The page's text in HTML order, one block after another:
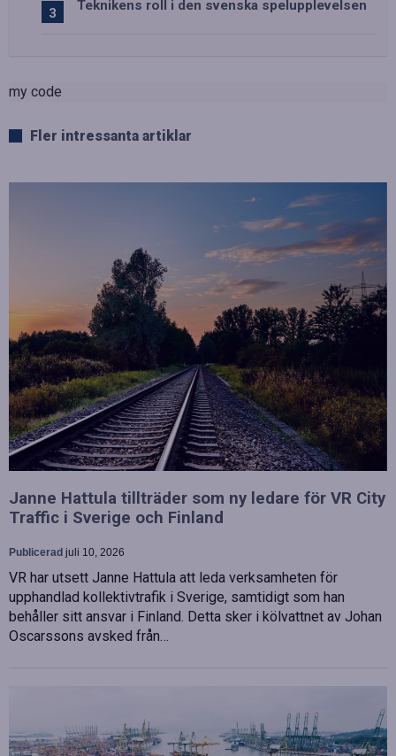
Teknikens roll i den svenska spelupplevelsen
my code
Fler intressanta artiklar
Janne Hattula tillträder som ny ledare för VR City
Traffic i Sverige och Finland
Publicerad juli 10, 2026
VR har utsett Janne Hattula att leda verksamheten för
upphandlad kollektivtrafik i Sverige, samtidigt som han
behåller sitt ansvar i Finland. Detta sker i kölvattnet av Johan
Oscarssons avsked från…